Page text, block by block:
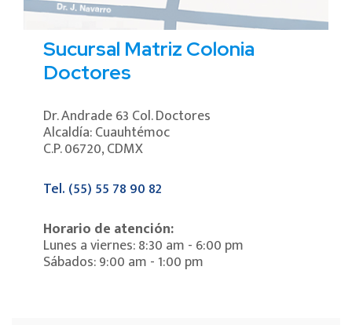
Sucursal Matriz Colonia
Doctores
Dr. Andrade 63 Col. Doctores
Alcaldía: Cuauhtémoc
C.P. 06720, CDMX
Tel. (55) 55 78 90 82
Horario de atención:
Lunes a viernes: 8:30 am - 6:00 pm
Sábados: 9:00 am - 1:00 pm